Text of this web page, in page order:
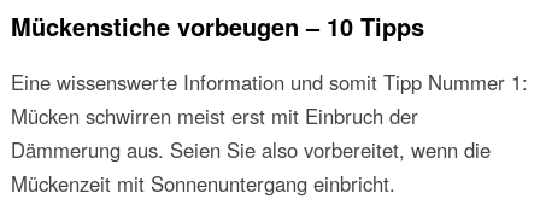
Mückenstiche vorbeugen – 10 Tipps
Eine wissenswerte Information und somit Tipp Nummer 1:
Mücken schwirren meist erst mit Einbruch der
Dämmerung aus. Seien Sie also vorbereitet, wenn die
Mückenzeit mit Sonnenuntergang einbricht.